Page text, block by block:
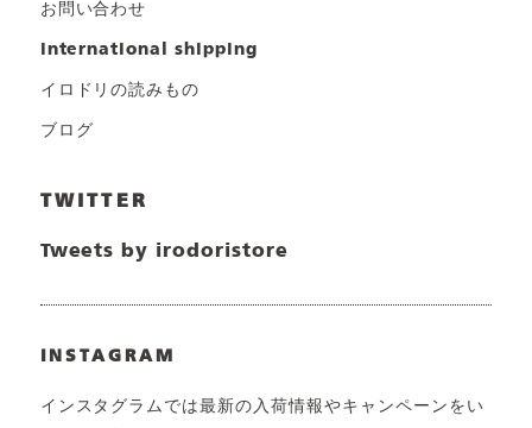
お問い合わせ
international shipping
イロドリの読みもの
ブログ
TWITTER
Tweets by irodoristore
INSTAGRAM
インスタグラムでは最新の入荷情報やキャンペーンをい